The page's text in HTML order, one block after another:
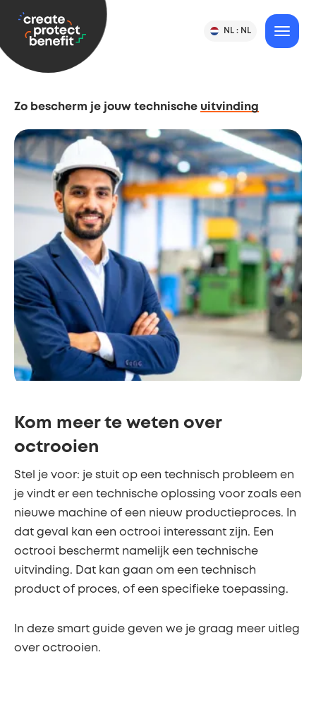
CPB
MENU
NL : NL
Verander
Zo bescherm je jouw technische uitvinding
Kom meer te weten over
octrooien
Stel je voor: je stuit op een technisch probleem en
je vindt er een technische oplossing voor zoals een
nieuwe machine of een nieuw productieproces. In
dat geval kan een octrooi interessant zijn. Een
octrooi beschermt namelijk een technische
uitvinding. Dat kan gaan om een technisch
product of proces, of een specifieke toepassing.
In deze smart guide geven we je graag meer uitleg
over octrooien.